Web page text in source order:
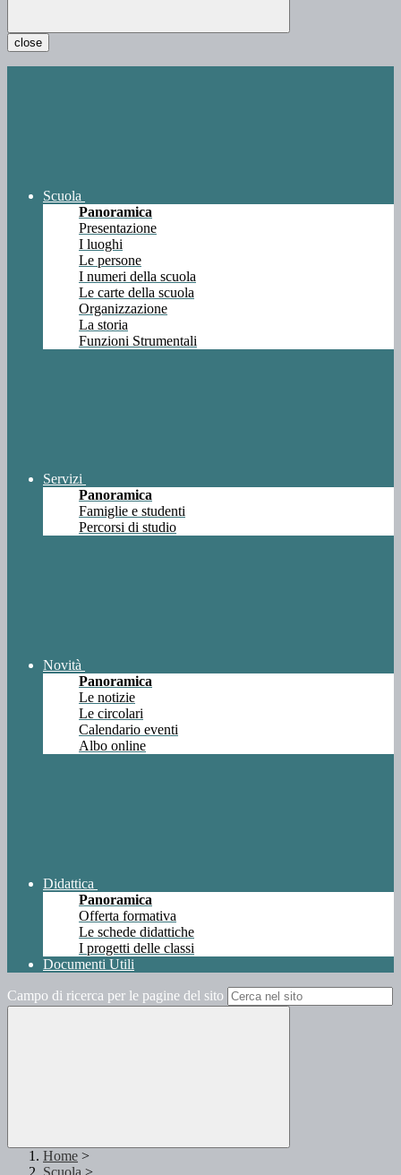
close
Scuola
Panoramica
Presentazione
I luoghi
Le persone
I numeri della scuola
Le carte della scuola
Organizzazione
La storia
Funzioni Strumentali
Servizi
Panoramica
Famiglie e studenti
Percorsi di studio
Novità
Panoramica
Le notizie
Le circolari
Calendario eventi
Albo online
Didattica
Panoramica
Offerta formativa
Le schede didattiche
I progetti delle classi
Documenti Utili
Campo di ricerca per le pagine del sito
Home >